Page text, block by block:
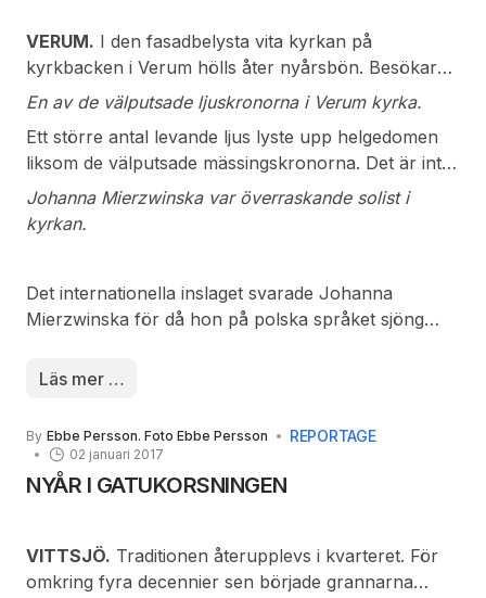
tillsammans med barn o
barnbarn ökar mitt välbefinnande rejält. Tänk vilken tur jag har, den
glädjen önskar jag flera kunde ha.
VERUM. I den fasadbelysta vita kyrkan på
kyrkbacken i Verum hölls åter nyårsbön. Besökarna
kom även från andra närliggande platser.
Jourhavande
kvällspräst var Stefan
Dahlström som
framhöll att det var
internationell prägel
besökare deltog i
gudstjänsten.
En av de välputsade ljuskronorna i Verum kyrka.
Ett större antal levande ljus lyste upp helgedomen
liksom de välputsade mässingskronorna. Det är inte
många helgedomar som har så välputsade och
blänkande ljuskronor som i Verum. I inledningen
framhöll prästen de många händelser som inträffat
var de tid för Carola
Forsell och Bertil
Johanna Mierzwinska var överraskande solist i
kyrkan.
Det internationella inslaget svarade Johanna
Mierzwinska för då hon på polska språket sjöng
inslag i programmet.
Läs mer …
By Ebbe Persson. Foto Ebbe Persson REPORTAGE
02 januari 2017
NYÅR I GATUKORSNINGEN
VITTSJÖ. Traditionen återupplevs i kvarteret. För
omkring fyra decennier sen började grannarna